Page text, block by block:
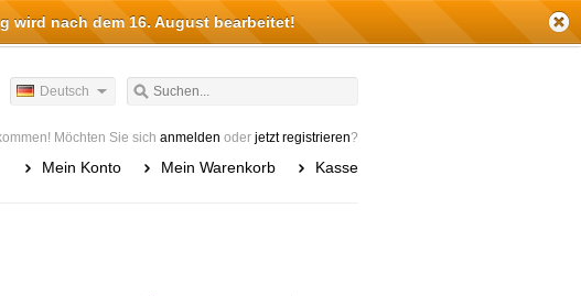
Deutsch
Möchten Sie sich anmelden oder jetzt registrieren?
Mein Konto Mein Warenkorb Kasse
nach dem 16. August bearbeitet!